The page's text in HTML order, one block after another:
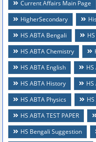
Current Affairs Main Page
HigherSecondary
HS ABTA Bengali
HS ABTA Chemistry
HS ABTA English
HS ABTA History
HS ABTA Physics
HS ABTA TEST PAPER
HS Bengali Suggestion